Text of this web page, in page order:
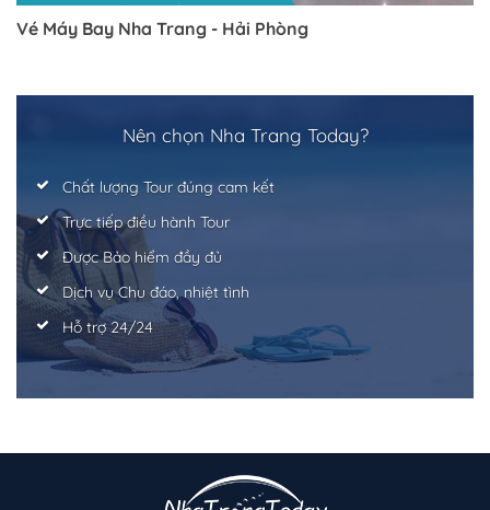
Vé Máy Bay Nha Trang - Hải Phòng
Nên chọn Nha Trang Today?
Chất lượng Tour đúng cam kết
Trực tiếp điều hành Tour
Được Bảo hiểm đầy đủ
Dịch vụ Chu đáo, nhiệt tình
Hỗ trợ 24/24